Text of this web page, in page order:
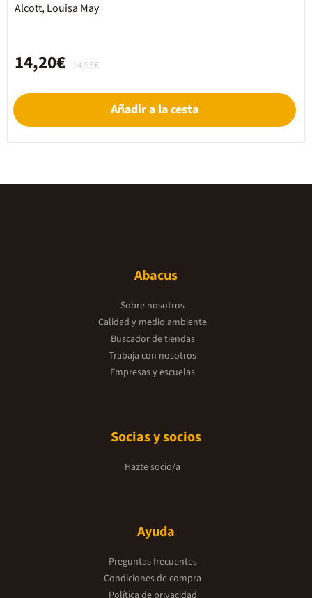
Alcott, Louisa May
14,95€
14,20€
Añadir a la cesta
Abacus
Sobre nosotros
Calidad y medio ambiente
Buscador de tiendas
Trabaja con nosotros
Empresas y escuelas
Socias y socios
Hazte socio/a
Ayuda
Preguntas frecuentes
Condiciones de compra
Política de privacidad